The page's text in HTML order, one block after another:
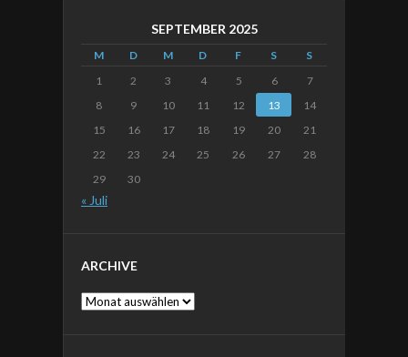
SEPTEMBER 2025
M D M D F S
S
1
2 3 4 5 6
7
8
9 10 11 12 13
14
15
16 17 18 19 20
21
22
23 24 25 26 27
28
29
30
« Juli
ARCHIVE
Archive